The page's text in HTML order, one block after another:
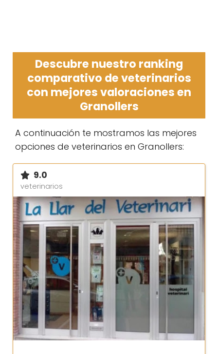
Descubre nuestro ranking
comparativo de veterinarios
con mejores valoraciones en
Granollers
A continuación te mostramos las mejores
opciones de veterinarios en Granollers:
9.0
veterinarios